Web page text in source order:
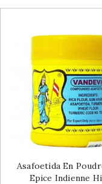
Asafoetida En
Epice Indienne